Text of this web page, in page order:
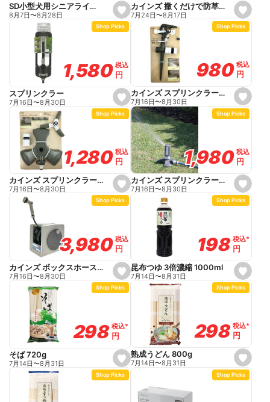
s
e
t
o
r
i
e
SD小型犬用シニアライト7歳以上3kg
8月7日〜8月28日
s
e
t
o
r
i
e
カインズ 撒くだけで防草できる人工砂 約15kg
7月24日〜8月17日
s
e
t
o
r
i
e
Shop Picks
1,580
1,580税込
税込
円
円
スプリンクラー
7月16日〜8月30日
s
e
t
o
r
i
e
Shop Picks
980
980 税込
税込
円
円
カインズ スプリンクラー インパクト
7月16日〜8月30日
s
e
t
o
r
i
e
Shop Picks
1,280
1,280税込
税込
円
円
カインズ スプリンクラーラウンド
7月16日〜8月30日
s
e
t
o
r
e
Shop Picks
1,980
1,980 税込
税込
円
円
カインズ スプリンクラータワーガタ
7月16日〜8月30日
s
e
t
o
r
e
Shop Picks
3,980
3,980税込
税込
円
円
カインズ ボックスホース付きリール 長さ20m
7月16日〜8月30日
s
e
t
o
r
e
Shop Picks
198
198 税込*
税込*
円
円
昆布つゆ 3倍濃縮 1000ml
7月14日〜8月31日
s
e
t
Shop Picks
298
298税込*
税込*
円
円
そば 720g
7月14日〜8月31日
s
e
t
Shop Picks
298
298 税込*
税込*
円
円
熟成うどん 800g
7月14日〜8月31日
Shop Picks Shop Picks